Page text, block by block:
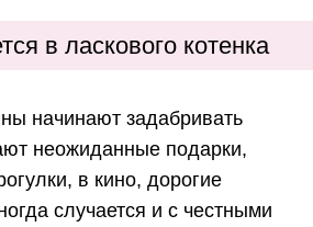
в ласкового котенка
начинают задабривать
неожиданные подарки,
в кино, дорогие
случается и с честными